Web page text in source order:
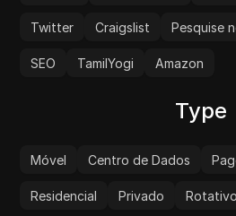
Twitter Craigslist Pesquise
SEO TamilYogi Amazon
Type
Móvel Centro de Dados
Residencial Privado Rotativo